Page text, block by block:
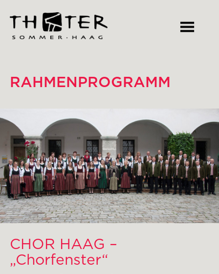
RAHMENPROGRAMM
CHOR HAAG –
„Chorfenster“